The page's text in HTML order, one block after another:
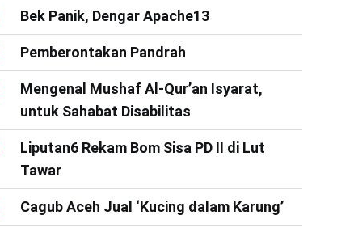
Bek Panik, Dengar Apache13
Pemberontakan Pandrah
Mengenal Mushaf Al-Qur’an Isyarat,
untuk Sahabat Disabilitas
Liputan6 Rekam Bom Sisa PD II di Lut
Tawar
Cagub Aceh Jual ‘Kucing dalam Karung’